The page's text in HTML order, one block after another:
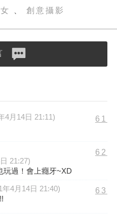
創意攝影
4月14日 21:11) 61
21:27)
62
玩過！會上癮牙~XD
年4月14日 21:40) 63